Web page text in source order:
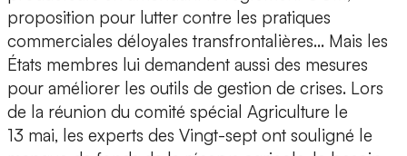
proposition pour lutter contre les pratiques
commerciales déloyales transfrontalières… Mais les
États membres lui demandent aussi des mesures
pour améliorer les outils de gestion de crises. Lors
de la réunion du comité spécial Agriculture le
13 mai, les experts des Vingt-sept ont souligné le